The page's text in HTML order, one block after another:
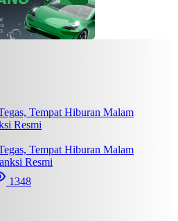
Tempat Hiburan Malam
Resmi
1348